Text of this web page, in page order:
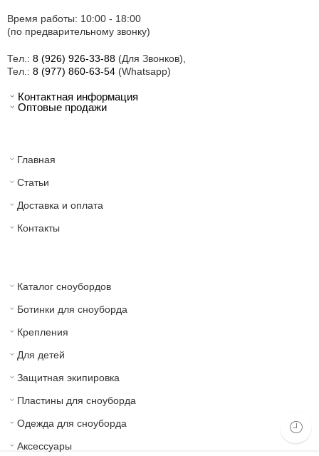
Время работы: 10:00 - 18:00
(по предварительному звонку)
Тел.: 8 (926) 926-33-88 (Для Звонков),
Тел.: 8 (977) 860-63-54 (Whatsapp)
Контактная информация
Оптовые продажи
Главная
Статьи
Доставка и оплата
Контакты
Каталог сноубордов
Ботинки для сноуборда
Крепления
Для детей
Защитная экипировка
Пластины для сноуборда
Одежда для сноуборда
Аксессуары